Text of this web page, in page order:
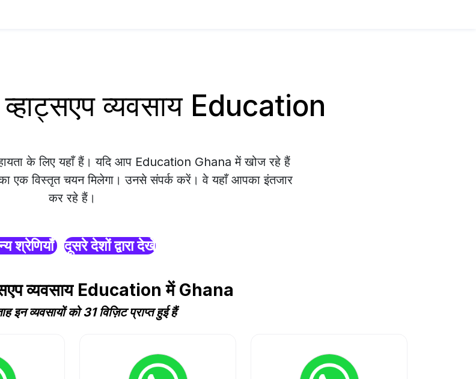
व्यवसाय Education
के लिए यहाँ हैं। यदि आप Education Ghana में खोज रहे हैं
का एक विस्तृत चयन मिलेगा। उनसे संपर्क करें। वे यहाँ आपका इंतजार
कर रहे हैं।
श्रेणियाँ दूसरे देशों द्वारा देखें
व्यवसाय Education में Ghana
इन व्यवसायों को 31 विज़िट प्राप्त हुई हैं